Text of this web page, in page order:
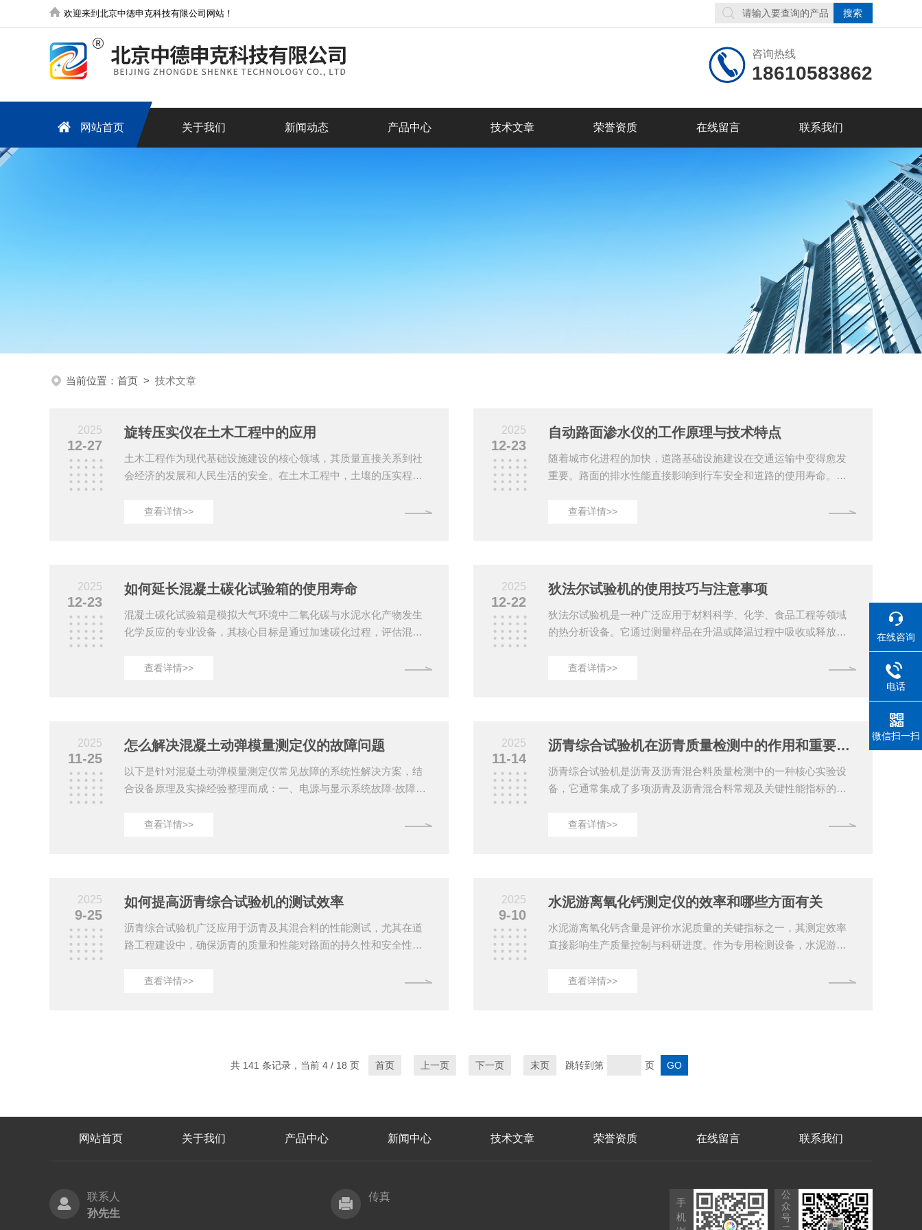
欢迎来到北京中德申克科技有限公司网站！
咨询热线
18610583862
网站首页 关于我们 新闻动态 产品中心 技术文章 荣誉资质 在线留言 联系我们
当前位置： 首页 > 技术文章
2025
12-27
旋转压实仪在土木工程中的应用
土木工程作为现代基础设施建设的核心领域，其质量直接关系到社
会经济的发展和人民生活的安全。在土木工程中，土壤的压实程度
实性和稳定性，旋转压实仪应运而生，成为土木工程中关键的测试
在一个圆形的试...
查看详情>>
2025
12-23
自动路面渗水仪的工作原理与技术特点
随着城市化进程的加快，道路基础设施建设在交通运输中变得愈发
重要。路面的排水性能直接影响到行车安全和道路的使用寿命。自
于公路、机场、桥梁等基础设施的建设和维护中。本文将详细介绍
通过计量装置控...
查看详情>>
2025
12-23
如何延长混凝土碳化试验箱的使用寿命
混凝土碳化试验箱是模拟大气环境中二氧化碳与水泥水化产物发生
化学反应的专业设备，其核心目标是通过加速碳化过程，评估混凝
试验结果的准确性和可靠性。以下从多维度系统阐述其关键养护要
查看详情>>
2025
12-22
狄法尔试验机的使用技巧与注意事项
狄法尔试验机是一种广泛应用于材料科学、化学、食品工程等领域
的热分析设备。它通过测量样品在升温或降温过程中吸收或释放的
结晶温度及热稳定性等。为了确保狄法尔试验机的高效使用，并获
的关键。使用标...
查看详情>>
2025
11-25
怎么解决混凝土动弹模量测定仪的故障问题
以下是针对混凝土动弹模量测定仪常见故障的系统性解决方案，结
合设备原理及实操经验整理而成：一、电源与显示系统故障-故障现
骤：检查AC220V±10%电源连接是否正常；更换保险丝。-故障现象
查看详情>>
2025
11-14
沥青综合试验机在沥青质量检测中的作用和重要性？
沥青综合试验机是沥青及沥青混合料质量检测中的一种核心实验设
备，它通常集成了多项沥青及沥青混合料常规及关键性能指标的测
马歇尔稳定度、流值等。这类设备广泛应用于道路工程、桥梁建
测沥青及沥青混合...
查看详情>>
2025
9-25
如何提高沥青综合试验机的测试效率
沥青综合试验机广泛应用于沥青及其混合料的性能测试，尤其在道
路工程建设中，确保沥青的质量和性能对路面的持久性和安全性至
的准确性和可靠性。以下是几种有效的提高沥青综合试验机测试效
查看详情>>
2025
9-10
水泥游离氧化钙测定仪的效率和哪些方面有关
水泥游离氧化钙含量是评价水泥质量的关键指标之一，其测定效率
直接影响生产质量控制与科研进度。作为专用检测设备，水泥游离
理、操作规范、环境条件及维护管理五大核心环节展开分析。一、
十分钟，而全自动电...
查看详情>>
共 141 条记录，当前 4 / 18 页 首页 上一页 下一页 末页 跳转到第 页
网站首页 关于我们 产品中心 新闻中心 技术文章 荣誉资质 在线留言 联系我们
联系人
孙先生
传真
手
机
公
众
号
在线咨询
电话
微信扫一扫